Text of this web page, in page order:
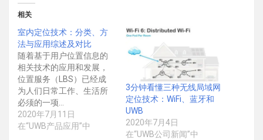
相关
室内定位技术：分类、方
法与应用综述及对比
随着基于用户位置信息的
相关技术的应用和发展，
位置服务（LBS）已经成
为人们日常工作、生活所
必须的一项…
2020年7月11日
在“UWB产品应用”中
3分钟看懂三种无线局域网
定位技术：WiFi、蓝牙和
UWB
2020年7月4日
在“UWB公司新闻”中